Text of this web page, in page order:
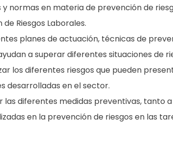
y normas en materia de prevención de
de Riesgos Laborales.
planes de actuación, técnicas de
a superar diferentes situaciones de
los diferentes riesgos que pueden
desarrolladas en el sector.
las diferentes medidas preventivas, tanto
en la prevención de riesgos en las